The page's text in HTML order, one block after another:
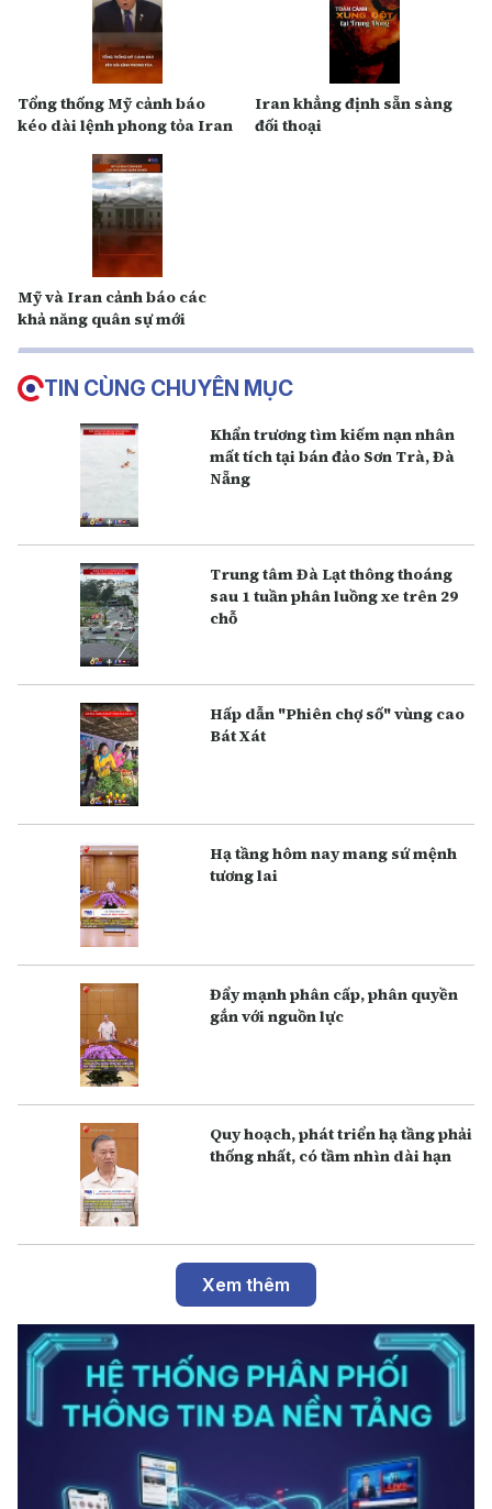
Tổng thống Mỹ cảnh báo
kéo dài lệnh phong tỏa Iran
Iran khẳng định sẵn sàng
đối thoại
Mỹ và Iran cảnh báo các
khả năng quân sự mới
TIN CÙNG CHUYÊN MỤC
Khẩn trương tìm kiếm nạn nhân
mất tích tại bán đảo Sơn Trà, Đà
Nẵng
Trung tâm Đà Lạt thông thoáng
sau 1 tuần phân luồng xe trên 29
chỗ
Hấp dẫn "Phiên chợ số" vùng cao
Bát Xát
Hạ tầng hôm nay mang sứ mệnh
tương lai
Đẩy mạnh phân cấp, phân quyền
gắn với nguồn lực
Q uy hoạch, phát triển hạ tầng phải
thống nhất, có tầm nhìn dài hạn
Xem thêm